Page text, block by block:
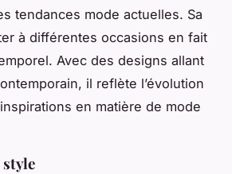
tendances mode actuelles. Sa
à différentes occasions en fait
Avec des designs allant
il reflète l’évolution
en matière de mode